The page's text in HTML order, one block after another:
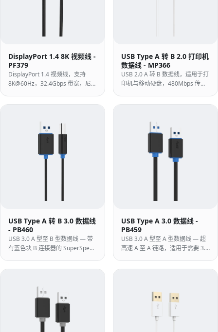
DisplayPort 1.4 8K 视频线 -
PF379
DisplayPort 1.4 视频线，支持
8K@60Hz，32.4Gbps 带宽，尼龙
USB Type A 转 B 2.0 打印机
数据线 - MP366
USB 2.0 A 转 B 数据线，适用于打
印机与移动硬盘，480Mbps 传输
壳。
USB Type A 转 B 3.0 数据线
- PB460
USB 3.0 A 型至 B 型数据线 — 带
有蓝色块 B 连接器的 SuperSpeed
线器和外部驱动器外壳。
USB Type A 3.0 数据线 -
PB459
USB 3.0 A 型至 A 型数据线 — 超
高速 A 至 A 链路，适用于需要 3.0
KVM 交换机和驱动器机箱。